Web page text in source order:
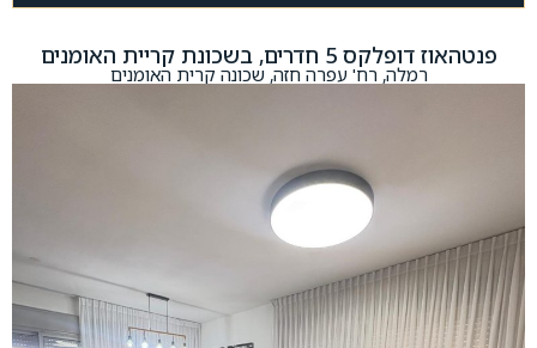
פנטהאוז דופלקס 5 חדרים, בשכונת קריית האומנים
רמלה, רח' עפרה חזה, שכונה קרית האומנים